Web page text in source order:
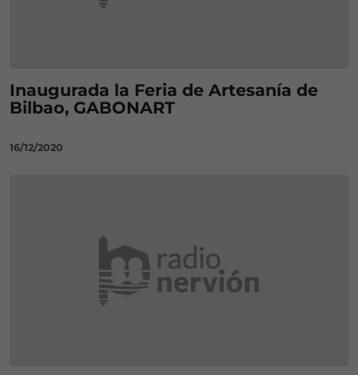
Inaugurada la Feria de Artesanía de
Bilbao, GABONART
16/12/2020